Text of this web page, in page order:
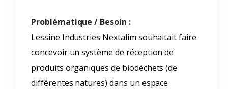
Problématique / Besoin :
Lessine Industries Nextalim souhaitait faire
concevoir un système de réception de
produits organiques de biodéchets (de
différentes natures) dans un espace